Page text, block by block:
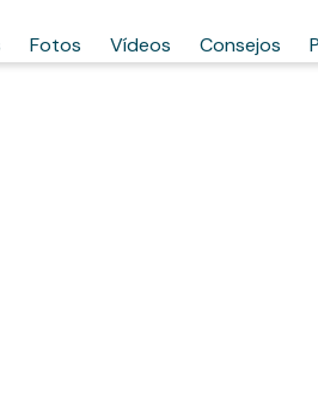
Fotos Vídeos Consejos